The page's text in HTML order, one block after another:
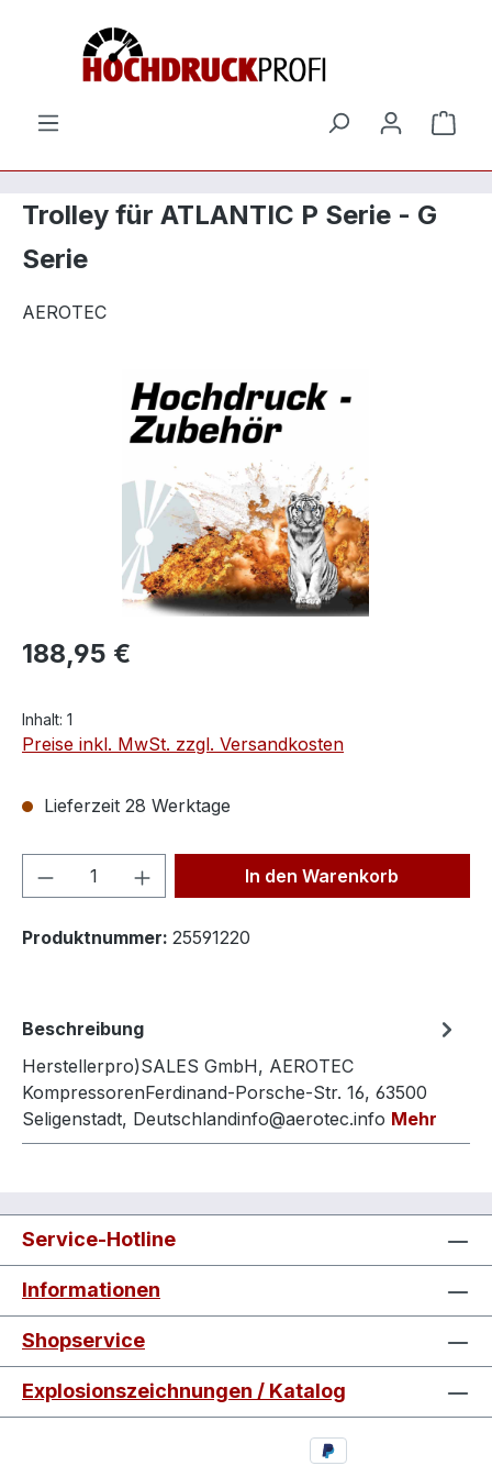
Zum Hauptinhalt springen
Trolley für ATLANTIC P Serie - G
Serie
AEROTEC
Bildergalerie überspringen
188,95 €
Inhalt: 1
Preise inkl. MwSt. zzgl. Versandkosten
Lieferzeit 28 Werktage
Produkt Anzahl: Gib denIn den Warenkorb
Produktnummer: 25591220
Beschreibung
Herstellerpro)SALES GmbH, AEROTEC
KompressorenFerdinand-Porsche-Str. 16, 63500
Seligenstadt, Deutschlandinfo@aerotec.info Mehr
Service-Hotline
Informationen
Shopservice
Explosionszeichnungen / Katalog